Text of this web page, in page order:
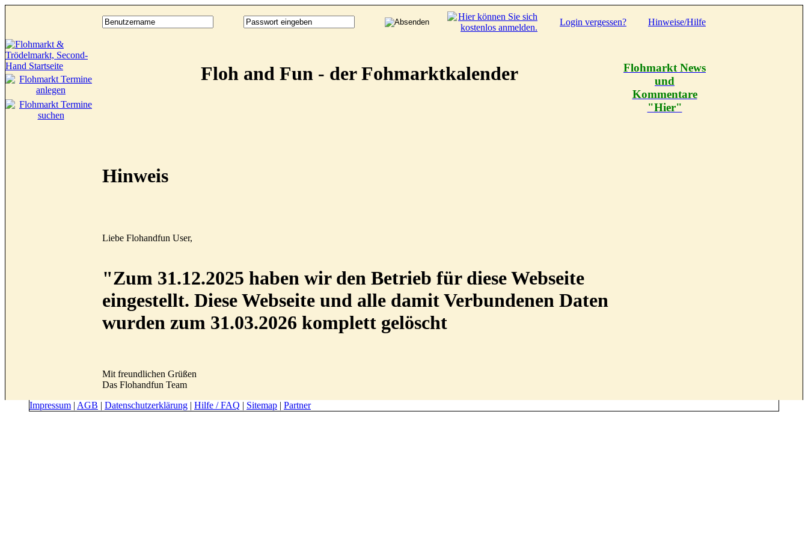
Login vergessen? Hinweise/Hilfe
Floh and Fun - der Fohmarktkalender
Hinweis
Liebe Flohandfun User,
"Zum 31.12.2025 haben wir den Betrieb für diese Webseite
eingestellt. Diese Webseite und alle damit Verbundenen Daten
wurden zum 31.03.2026 komplett gelöscht
Mit freundlichen Grüßen
Das Flohandfun Team
Flohmarkt News
und
Kommentare
"Hier"
Impressum | AGB | Datenschutzerklärung | Hilfe / FAQ | Sitemap | Partner